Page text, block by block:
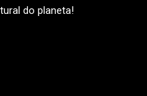
do planeta!